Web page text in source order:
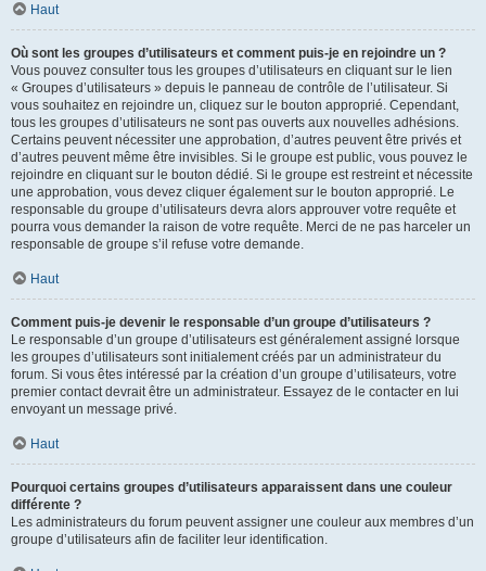
Haut
Où sont les groupes d’utilisateurs et comment puis-je en rejoindre un ?
Vous pouvez consulter tous les groupes d’utilisateurs en cliquant sur le lien
« Groupes d’utilisateurs » depuis le panneau de contrôle de l’utilisateur. Si
vous souhaitez en rejoindre un, cliquez sur le bouton approprié. Cependant,
tous les groupes d’utilisateurs ne sont pas ouverts aux nouvelles adhésions.
Certains peuvent nécessiter une approbation, d’autres peuvent être privés et
d’autres peuvent même être invisibles. Si le groupe est public, vous pouvez le
rejoindre en cliquant sur le bouton dédié. Si le groupe est restreint et nécessite
une approbation, vous devez cliquer également sur le bouton approprié. Le
responsable du groupe d’utilisateurs devra alors approuver votre requête et
pourra vous demander la raison de votre requête. Merci de ne pas harceler un
responsable de groupe s’il refuse votre demande.
Haut
Comment puis-je devenir le responsable d’un groupe d’utilisateurs ?
Le responsable d’un groupe d’utilisateurs est généralement assigné lorsque
les groupes d’utilisateurs sont initialement créés par un administrateur du
forum. Si vous êtes intéressé par la création d’un groupe d’utilisateurs, votre
premier contact devrait être un administrateur. Essayez de le contacter en lui
envoyant un message privé.
Haut
Pourquoi certains groupes d’utilisateurs apparaissent dans une couleur
différente ?
Les administrateurs du forum peuvent assigner une couleur aux membres d’un
groupe d’utilisateurs afin de faciliter leur identification.